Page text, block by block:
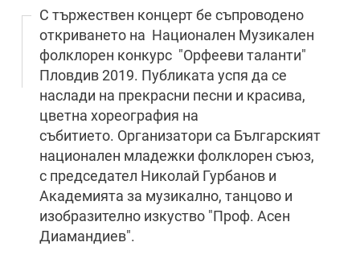
С тържествен концерт бе съпроводено
откриването на Национален Музикален
фолклорен конкурс "Орфееви таланти"
Пловдив 2019. Публиката успя да се
наслади на прекрасни песни и красива,
цветна хореография на
събитието. Организатори са Българският
национален младежки фолклорен съюз,
с председател Николай Гурбанов и
Академията за музикално, танцово и
изобразително изкуство "Проф. Асен
Диамандиев".